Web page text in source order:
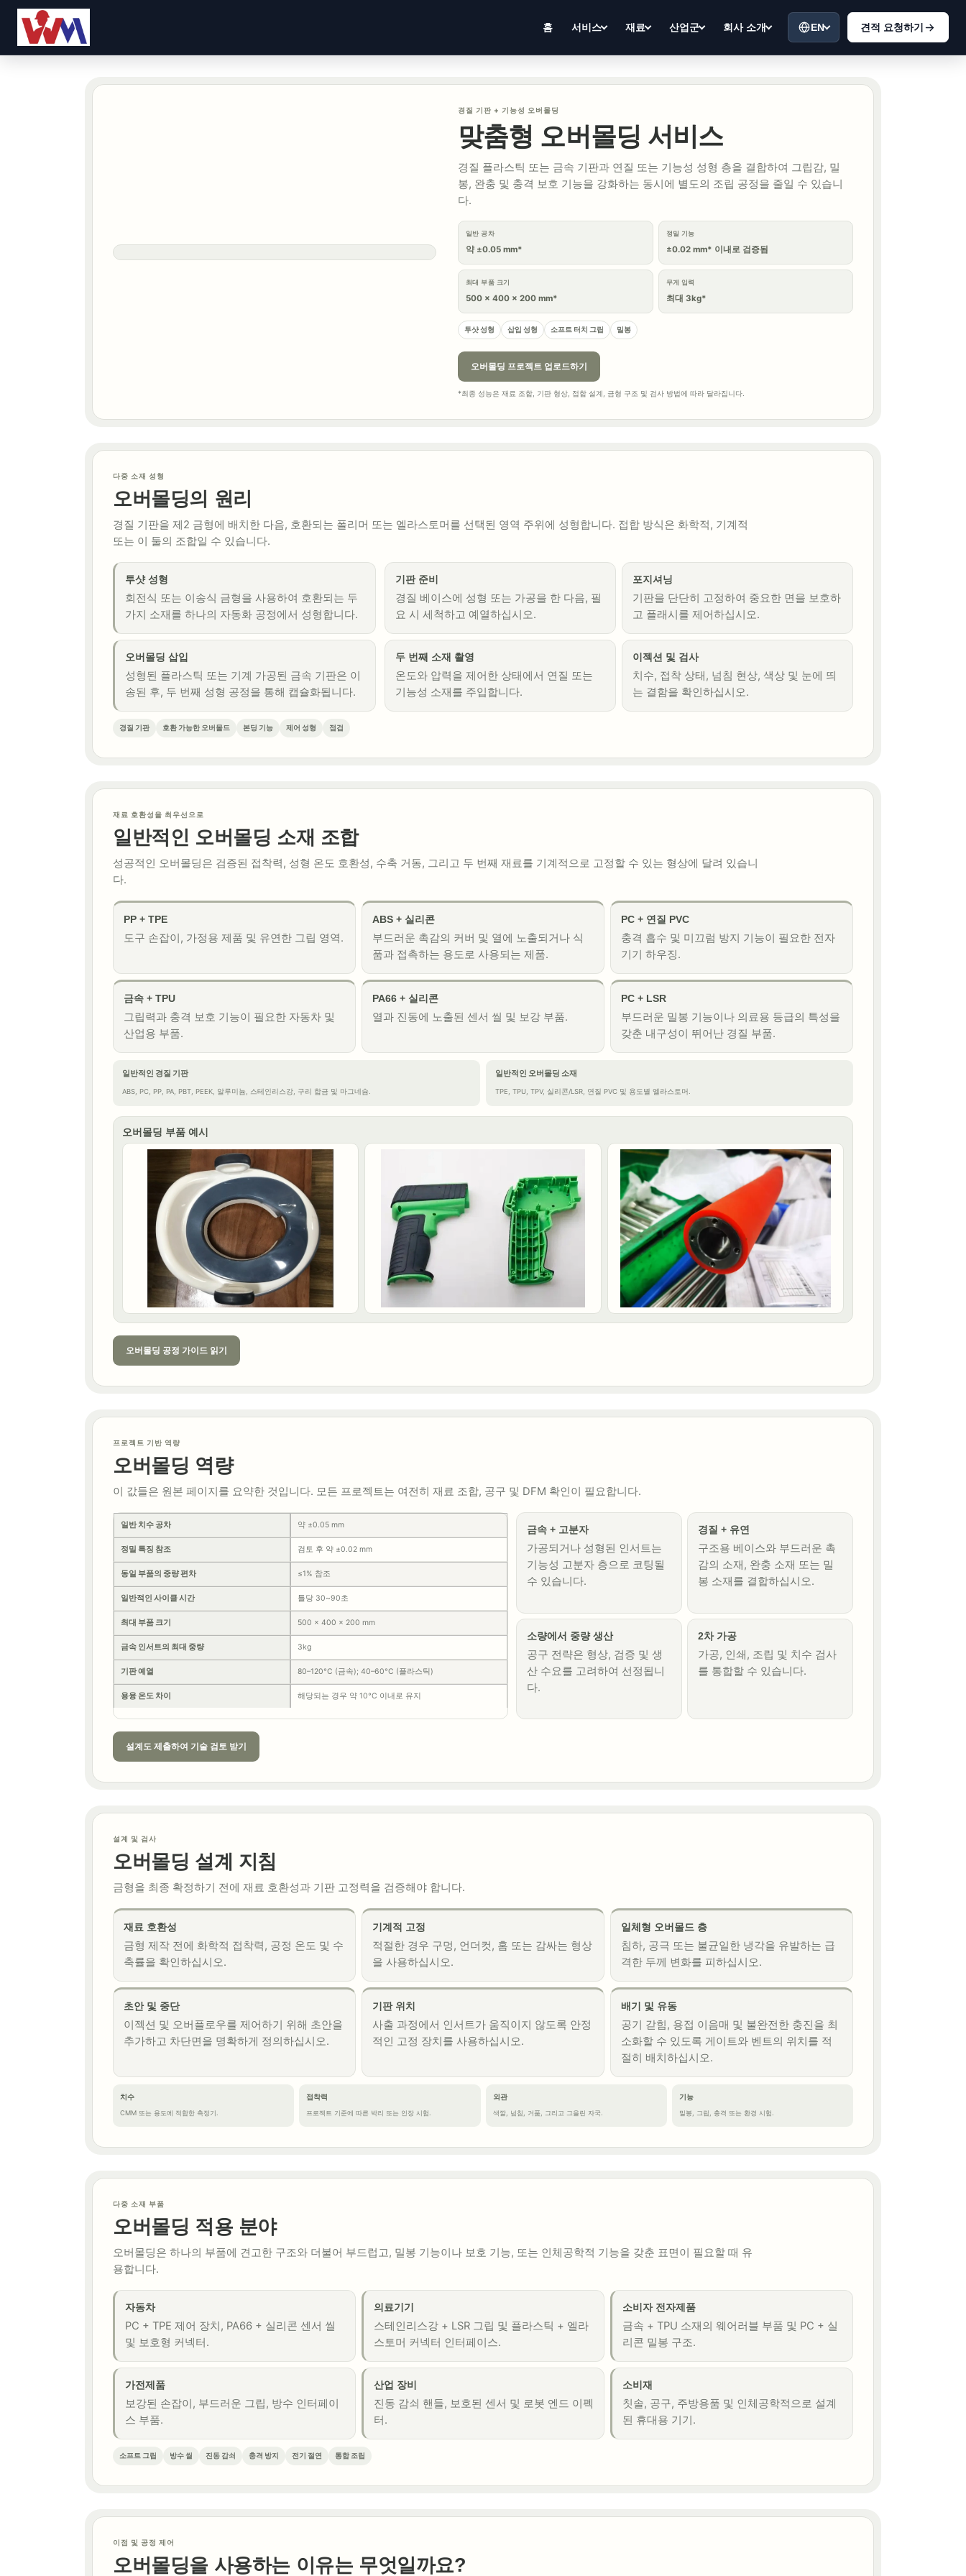
홈 서비스 재료 산업군 회사 소개 EN 견적 요청하기
경질 기판 + 기능성 오버몰딩
맞춤형 오버몰딩 서비스
경질 플라스틱 또는 금속 기판과 연질 또는 기능성 성형 층을 결합하여 그립감, 밀
봉, 완충 및 충격 보호 기능을 강화하는 동시에 별도의 조립 공정을 줄일 수 있습니
다.
일반 공차
약 ±0.05 mm*
정밀 기능
±0.02 mm* 이내로 검증됨
최대 부품 크기
500 × 400 × 200 mm*
무게 입력
최대 3kg*
투샷 성형 삽입 성형 소프트 터치 그립 밀봉
오버몰딩 프로젝트 업로드하기
*최종 성능은 재료 조합, 기판 형상, 접합 설계, 금형 구조 및 검사 방법에 따라 달라집니다.
다중 소재 성형
오버몰딩의 원리
경질 기판을 제2 금형에 배치한 다음, 호환되는 폴리머 또는 엘라스토머를 선택된 영역 주위에 성형합니다. 접합 방식은 화학적, 기계적
또는 이 둘의 조합일 수 있습니다.
투샷 성형
회전식 또는 이송식 금형을 사용하여 호환되는 두
가지 소재를 하나의 자동화 공정에서 성형합니다.
오버몰딩 삽입
성형된 플라스틱 또는 기계 가공된 금속 기판은 이
송된 후, 두 번째 성형 공정을 통해 캡슐화됩니다.
기판 준비
경질 베이스에 성형 또는 가공을 한 다음, 필
요 시 세척하고 예열하십시오.
포지셔닝
기판을 단단히 고정하여 중요한 면을 보호하
고 플래시를 제어하십시오.
두 번째 소재 촬영
온도와 압력을 제어한 상태에서 연질 또는
기능성 소재를 주입합니다.
이젝션 및 검사
치수, 접착 상태, 넘침 현상, 색상 및 눈에 띄
는 결함을 확인하십시오.
경질 기판 호환 가능한 오버몰드 본딩 기능 제어 성형 점검
재료 호환성을 최우선으로
일반적인 오버몰딩 소재 조합
성공적인 오버몰딩은 검증된 접착력, 성형 온도 호환성, 수축 거동, 그리고 두 번째 재료를 기계적으로 고정할 수 있는 형상에 달려 있습니
다.
PP + TPE
도구 손잡이, 가정용 제품 및 유연한 그립 영역.
ABS + 실리콘
부드러운 촉감의 커버 및 열에 노출되거나 식
품과 접촉하는 용도로 사용되는 제품.
PC + 연질 PVC
충격 흡수 및 미끄럼 방지 기능이 필요한 전자
기기 하우징.
금속 + TPU
그립력과 충격 보호 기능이 필요한 자동차 및
산업용 부품.
PA66 + 실리콘
열과 진동에 노출된 센서 씰 및 보강 부품.
PC + LSR
부드러운 밀봉 기능이나 의료용 등급의 특성을
갖춘 내구성이 뛰어난 경질 부품.
일반적인 경질 기판
ABS, PC, PP, PA, PBT, PEEK, 알루미늄, 스테인리스강, 구리 합금 및 마그네슘.
일반적인 오버몰딩 소재
TPE, TPU, TPV, 실리콘/LSR, 연질 PVC 및 용도별 엘라스토머.
오버몰딩 부품 예시
오버몰딩 공정 가이드 읽기
프로젝트 기반 역량
오버몰딩 역량
이 값들은 원본 페이지를 요약한 것입니다. 모든 프로젝트는 여전히 재료 조합, 공구 및 DFM 확인이 필요합니다.
일반 치수 공차 약 ±0.05 mm
정밀 특징 참조 검토 후 약 ±0.02 mm
동일 부품의 중량 편차 ≤1% 참조
일반적인 사이클 시간 틀당 30~90초
최대 부품 크기 500 × 400 × 200 mm
금속 인서트의 최대 중량 3kg
기판 예열 80–120°C (금속); 40–60°C (플라스틱)
용융 온도 차이 해당되는 경우 약 10°C 이내로 유지
금속 + 고분자
가공되거나 성형된 인서트는
기능성 고분자 층으로 코팅될
수 있습니다.
경질 + 유연
구조용 베이스와 부드러운 촉
감의 소재, 완충 소재 또는 밀
봉 소재를 결합하십시오.
소량에서 중량 생산
공구 전략은 형상, 검증 및 생
산 수요를 고려하여 선정됩니
다.
2차 가공
가공, 인쇄, 조립 및 치수 검사
를 통합할 수 있습니다.
설계도 제출하여 기술 검토 받기
설계 및 검사
오버몰딩 설계 지침
금형을 최종 확정하기 전에 재료 호환성과 기판 고정력을 검증해야 합니다.
재료 호환성
금형 제작 전에 화학적 접착력, 공정 온도 및 수
축률을 확인하십시오.
기계적 고정
적절한 경우 구멍, 언더컷, 홈 또는 감싸는 형상
을 사용하십시오.
일체형 오버몰드 층
침하, 공극 또는 불균일한 냉각을 유발하는 급
격한 두께 변화를 피하십시오.
초안 및 중단
이젝션 및 오버플로우를 제어하기 위해 초안을
추가하고 차단면을 명확하게 정의하십시오.
기판 위치
사출 과정에서 인서트가 움직이지 않도록 안정
적인 고정 장치를 사용하십시오.
배기 및 유동
공기 갇힘, 용접 이음매 및 불완전한 충진을 최
소화할 수 있도록 게이트와 벤트의 위치를 적
절히 배치하십시오.
치수
CMM 또는 용도에 적합한 측정기.
접착력
프로젝트 기준에 따른 박리 또는 인장 시험.
외관
색깔, 넘침, 거품, 그리고 그을린 자국.
기능
밀봉, 그립, 충격 또는 환경 시험.
다중 소재 부품
오버몰딩 적용 분야
오버몰딩은 하나의 부품에 견고한 구조와 더불어 부드럽고, 밀봉 기능이나 보호 기능, 또는 인체공학적 기능을 갖춘 표면이 필요할 때 유
용합니다.
자동차
PC + TPE 제어 장치, PA66 + 실리콘 센서 씰
및 보호형 커넥터.
의료기기
스테인리스강 + LSR 그립 및 플라스틱 + 엘라
스토머 커넥터 인터페이스.
소비자 전자제품
금속 + TPU 소재의 웨어러블 부품 및 PC + 실
리콘 밀봉 구조.
가전제품
보강된 손잡이, 부드러운 그립, 방수 인터페이
스 부품.
산업 장비
진동 감쇠 핸들, 보호된 센서 및 로봇 엔드 이펙
터.
소비재
칫솔, 공구, 주방용품 및 인체공학적으로 설계
된 휴대용 기기.
소프트 그립 방수 씰 진동 감쇠 충격 방지 전기 절연 통합 조립
이점 및 공정 제어
오버몰딩을 사용하는 이유는 무엇일까요?